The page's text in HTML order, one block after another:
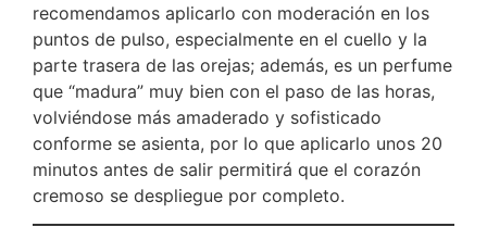
recomendamos aplicarlo con moderación en los
puntos de pulso, especialmente en el cuello y la
parte trasera de las orejas; además, es un perfume
que “madura” muy bien con el paso de las horas,
volviéndose más amaderado y sofisticado
conforme se asienta, por lo que aplicarlo unos 20
minutos antes de salir permitirá que el corazón
cremoso se despliegue por completo.